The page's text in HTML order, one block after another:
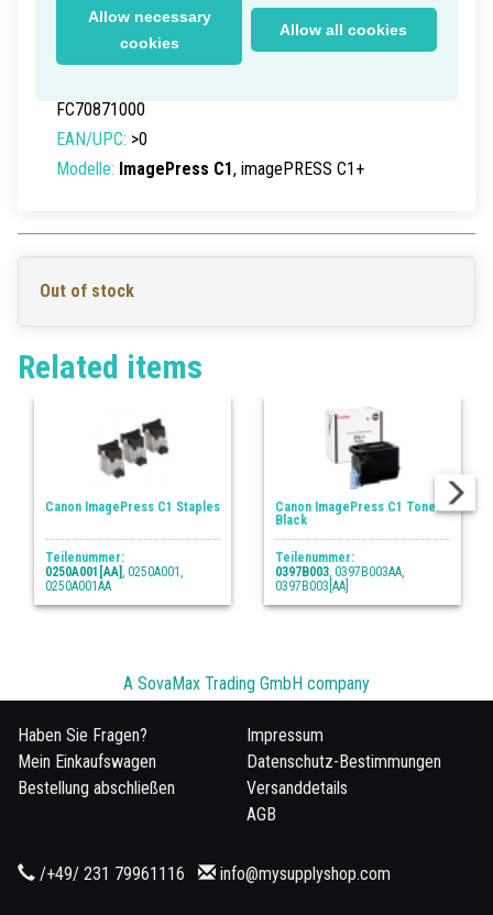
Allow necessary
cookies
Allow all cookies
Canon imagePRESS C1 Bias Roller
Lieferzeit innerhalb Deutschlands: 1-2 Werktage
FC70871000
EAN/UPC: >0
Modelle: ImagePress C1, imagePRESS C1+
Out of stock
Related items
Canon ImagePress C1 Staples
Teilenummer:
0250A001[AA] , 0250A001,
0250A001AA
Canon ImagePress C1 Toner
Black
Teilenummer:
0397B003, 0397B003AA,
0397B003[AA]
A SovaMax Trading GmbH company
Haben Sie Fragen?
Mein Einkaufswagen
Bestellung abschließen
Impressum
Datenschutz-Bestimmungen
Versanddetails
AGB
/+49/ 231 79961116 info@mysupplyshop.com